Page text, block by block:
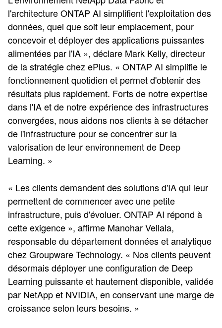
l'architecture ONTAP AI simplifient l'exploitation des
données, quel que soit leur emplacement, pour
concevoir et déployer des applications puissantes
alimentées par l'IA », déclare Mark Kelly, directeur
de la stratégie chez ePlus. « ONTAP AI simplifie le
fonctionnement quotidien et permet d'obtenir des
résultats plus rapidement. Forts de notre expertise
dans l'IA et de notre expérience des infrastructures
convergées, nous aidons nos clients à se détacher
de l'infrastructure pour se concentrer sur la
valorisation de leur environnement de Deep
Learning. »
« Les clients demandent des solutions d'IA qui leur
permettent de commencer avec une petite
infrastructure, puis d'évoluer. ONTAP AI répond à
cette exigence », affirme Manohar Vellala,
responsable du département données et analytique
chez Groupware Technology. « Nos clients peuvent
désormais déployer une configuration de Deep
Learning puissante et hautement disponible, validée
par NetApp et NVIDIA, en conservant une marge de
croissance selon leurs besoins. »